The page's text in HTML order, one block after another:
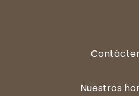
Nuestros